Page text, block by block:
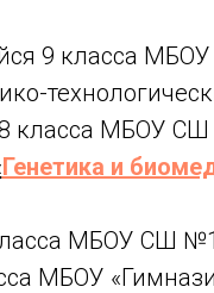
9 класса
класса МБОУ СШ
Генетика и
МБОУ СШ
МБОУ